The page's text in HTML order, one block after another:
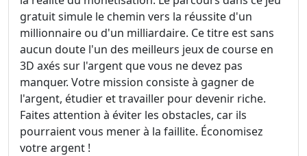
gratuit simule le chemin vers la réussite d'un
millionnaire ou d'un milliardaire. Ce titre est sans
aucun doute l'un des meilleurs jeux de course en
3D axés sur l'argent que vous ne devez pas
manquer. Votre mission consiste à gagner de
l'argent, étudier et travailler pour devenir riche.
Faites attention à éviter les obstacles, car ils
pourraient vous mener à la faillite. Économisez
votre argent !